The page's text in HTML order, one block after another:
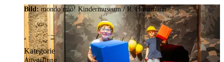
Bild:mondo mio! Kindermuseum / R. Horstmann
Kategorie
Ausstellung